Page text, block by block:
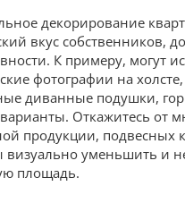
декорирование
вкус собственников,
К примеру, могут
фотографии на
диванные подушки,
Откажитесь от
продукции, подвесных
визуально уменьшить и
площадь.